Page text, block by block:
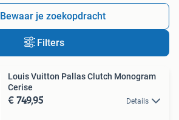
Bewaar je zoekopdracht
Filters
Louis Vuitton Pallas Clutch Monogram
Cerise
€ 749,95 Details